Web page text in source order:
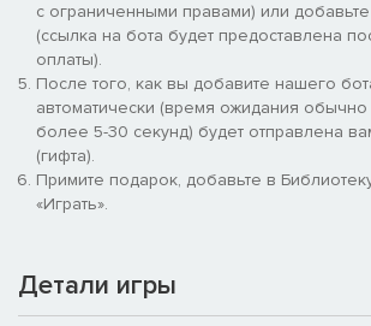
с ограниченными правами) или
(ссылка на бота будет предоставлена
оплаты).
После того, как вы добавите нашего
автоматически (время ожидания обычно
более 5-30 секунд) будет отправлена
(гифта).
Примите подарок, добавьте в
«Играть».
Детали игры